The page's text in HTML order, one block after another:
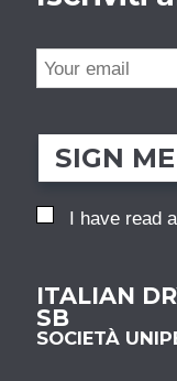
SIGN
I have read
ITALIAN
SB
SOCIETÀ